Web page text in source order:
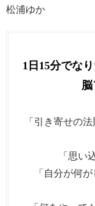
松浦ゆか
1日15分でな
「引き寄せの
「思い
「自分が何